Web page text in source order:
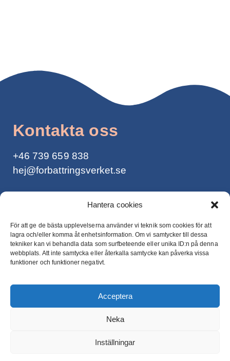
Hantera cookies
För att ge de bästa upplevelserna använder vi teknik som cookies för att
lagra och/eller komma åt enhetsinformation. Om vi ​​samtycker till dessa
tekniker kan vi behandla data som surfbeteende eller unika ID:n på denna
webbplats. Att inte samtycka eller återkalla samtycke kan påverka vissa
funktioner och funktioner negativt.
Acceptera
Neka
Inställningar
Kontakta oss
+46 739 659 838
hej@forbattringsverket.se
Integritetspolicy >
Nyhetsbrev
Vill du ha mail från Gunnar Söderberg för
pepp och inspiration?